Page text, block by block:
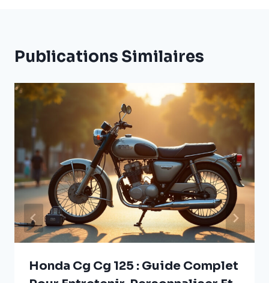
Publications Similaires
Honda Cg Cg 125 : Guide Complet